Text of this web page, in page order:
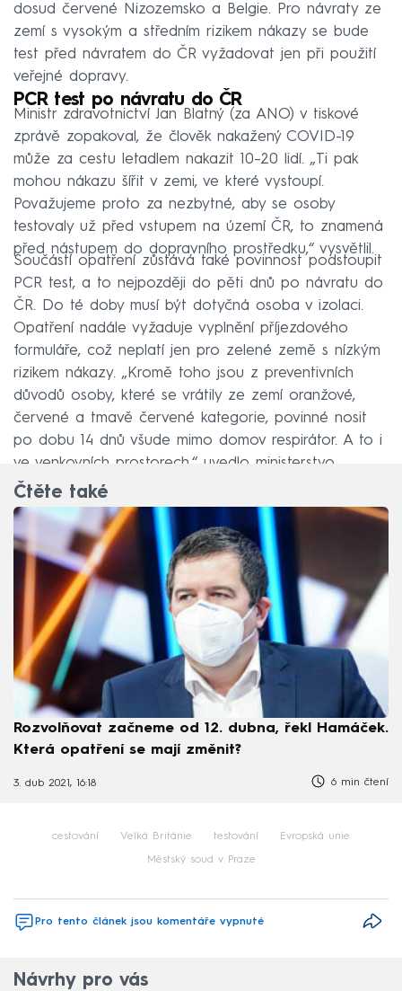
dosud červené Nizozemsko a Belgie. Pro návraty ze
zemí s vysokým a středním rizikem nákazy se bude
test před návratem do ČR vyžadovat jen při použití
veřejné dopravy.
PCR test po návratu do ČR
Ministr zdravotnictví Jan Blatný (za ANO) v tiskové
zprávě zopakoval, že člověk nakažený COVID-19
může za cestu letadlem nakazit 10–20 lidí. „Ti pak
mohou nákazu šířit v zemi, ve které vystoupí.
Považujeme proto za nezbytné, aby se osoby
testovaly už před vstupem na území ČR, to znamená
před nástupem do dopravního prostředku,“ vysvětlil.
Součástí opatření zůstává také povinnost podstoupit
PCR test, a to nejpozději do pěti dnů po návratu do
ČR. Do té doby musí být dotyčná osoba v izolaci.
Opatření nadále vyžaduje vyplnění příjezdového
formuláře, což neplatí jen pro zelené země s nízkým
rizikem nákazy. „Kromě toho jsou z preventivních
důvodů osoby, které se vrátily ze zemí oranžové,
červené a tmavě červené kategorie, povinné nosit
po dobu 14 dnů všude mimo domov respirátor. A to i
ve venkovních prostorech,“ uvedlo ministerstvo.
Čtěte také
Rozvolňovat začneme od 12. dubna, řekl Hamáček.
Která opatření se mají změnit?
3. dub 2021, 16:18 6 min čtení
cestování Velká Británie testování Evropská unie
Městský soud v Praze
Pro tento článek jsou komentáře vypnuté
Návrhy pro vás